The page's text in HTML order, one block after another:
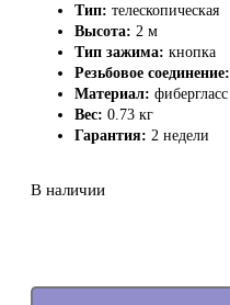
Тип: телескопическая
Высота: 2 м
Тип зажима: кнопка
Резьбовое соединение:
Материал: фибергласс
Вес: 0.73 кг
Гарантия: 2 недели
В наличии